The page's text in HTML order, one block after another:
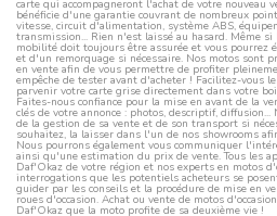
carte qui accompagneront l'achat de votre nouveau
bénéficie d'une garantie couvrant de nombreux
vitesse, circuit d'alimentation, système ABS,
transmission... Rien n'est laissé au hasard. Même
mobilité doit toujours être assurée et vous pourrez
et d'un remorquage si nécessaire. Nos motos sont
en vente afin de vous permettre de profiter
empêche de tester avant d'acheter ! Facilitez-vous
parvenir votre carte grise directement dans votre
Faites-nous confiance pour la mise en avant de la
clés de votre annonce : photos, descriptif,
de la gestion de sa vente et de son transport si
souhaitez, la laisser dans l'un de nos showrooms
Nous pourrons également vous communiquer
ainsi qu'une estimation du prix de vente. Tous les
Daf'Okaz de votre région et nos experts en motos
interrogations que les potentiels acheteurs se
guider par les conseils et la procédure de mise en
roues d'occasion. Achat ou vente de motos
Daf'Okaz que la moto profite de sa deuxième vie !